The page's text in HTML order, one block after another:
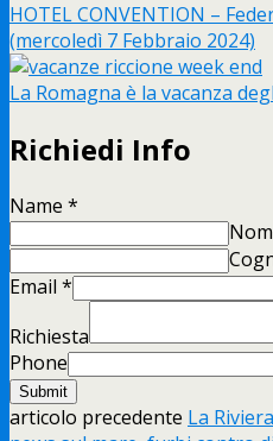
HOTEL CONVENTION –
(mercoledì 7 Febbraio 2024)
La Romagna è la vacanza
Richiedi Info
Name *
Email *
Richiesta
Phone
Submit
articolo precedente La